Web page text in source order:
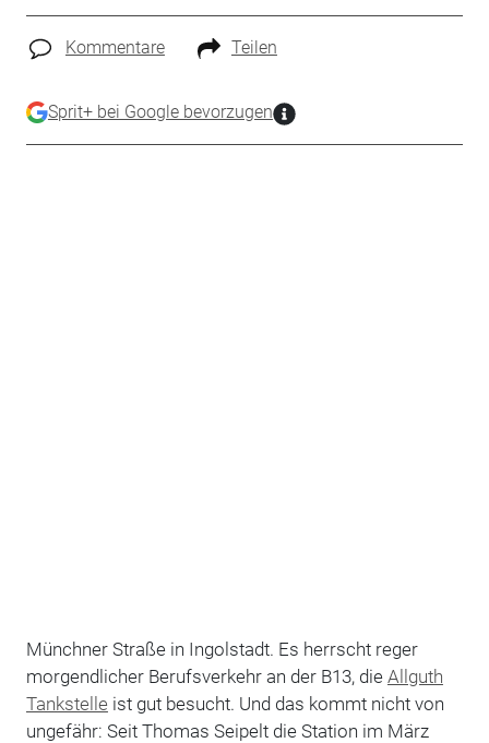
Kommentare Teilen
Sprit+ bei Google bevorzugen
Münchner Straße in Ingolstadt. Es herrscht reger
morgendlicher Berufsverkehr an der B13, die Allguth
Tankstelle ist gut besucht. Und das kommt nicht von
ungefähr: Seit Thomas Seipelt die Station im März